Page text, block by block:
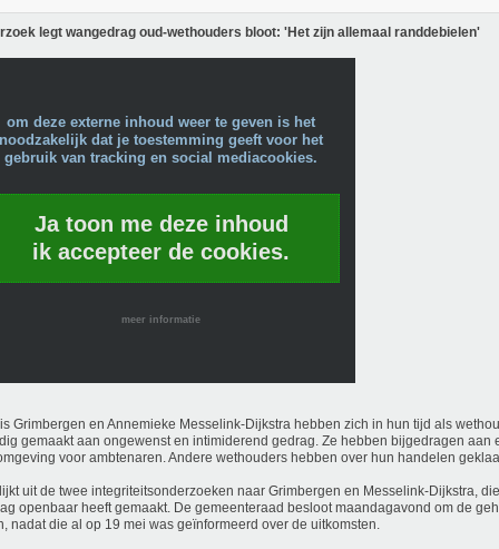
legt wangedrag oud-wethouders bloot: 'Het zijn allemaal randdebielen'
om deze externe inhoud weer te geven is het
noodzakelijk dat je toestemming geeft voor het
gebruik van tracking en social mediacookies.
Ja toon me deze inhoud
ik accepteer de cookies.
meer informatie
Grimbergen en Annemieke Messelink-Dijkstra hebben zich in hun tijd als
gemaakt aan ongewenst en intimiderend gedrag. Ze hebben bijgedragen aan
voor ambtenaren. Andere wethouders hebben over hun handelen
uit de twee integriteitsonderzoeken naar Grimbergen en Messelink-Dijkstra,
openbaar heeft gemaakt. De gemeenteraad besloot maandagavond om de
nadat die al op 19 mei was geïnformeerd over de uitkomsten.